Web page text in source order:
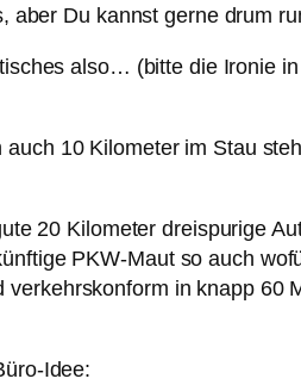
aber Du kannst gerne drum
also… (bitte die Ironie
10 Kilometer im Stau
20 Kilometer dreispurige
PKW-Maut so auch
in knapp 60
Idee: